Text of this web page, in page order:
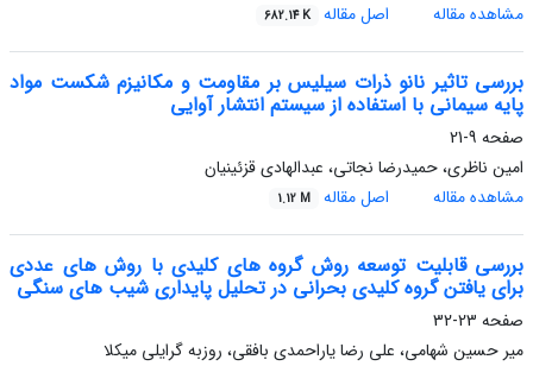
مشاهده مقاله
اصل مقاله 682.14 K
بررسی تاثیر نانو ذرات سیلیس بر مقاومت و مکانیزم شکست مواد
پایه سیمانی با استفاده از سیستم انتشار آوایی
صفحه 9-21
امین ناظری، حمیدرضا نجاتی، عبدالهادی قزئینیان
مشاهده مقاله
اصل مقاله 1.12 M
بررسی قابلیت توسعه روش گروه های کلیدی با روش های عددی
برای یافتن گروه کلیدی بحرانی در تحلیل پایداری شیب های سنگی
صفحه 23-32
میر حسین شهامی، علی رضا یاراحمدی بافقی، روزبه گرایلی میکلا